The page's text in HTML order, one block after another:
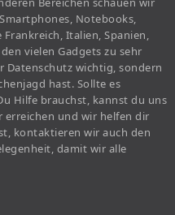
Notebooks,
Italien, Spanien,
vielen Gadgets zu sehr
Datenschutz wichtig, sondern
hast. Sollte es
Hilfe brauchst, kannst du uns
und wir helfen dir
kontaktieren wir auch den
damit wir alle